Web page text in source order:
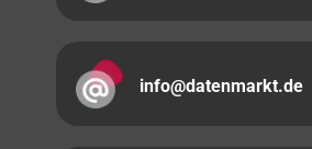
info@datenmarkt.de